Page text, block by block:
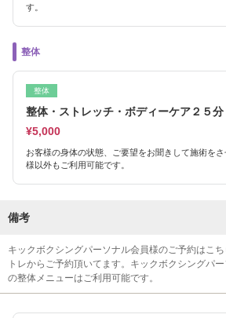
す。
整体
整体
整体・ストレッチ・ボディーケア２５分
¥5,000
お客様の身体の状態、ご要望をお聞きして施術を
様以外もご利用可能です。
備考
キックボクシングパーソナル会員様のご予約はこ
トレからご予約頂いてます。キックボクシングパ
の整体メニューはご利用可能です。